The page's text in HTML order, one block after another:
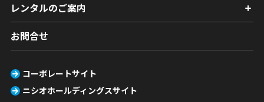
レンタルのご案内
お問合せ
コーポレートサイト
ニシオホールディングスサイト